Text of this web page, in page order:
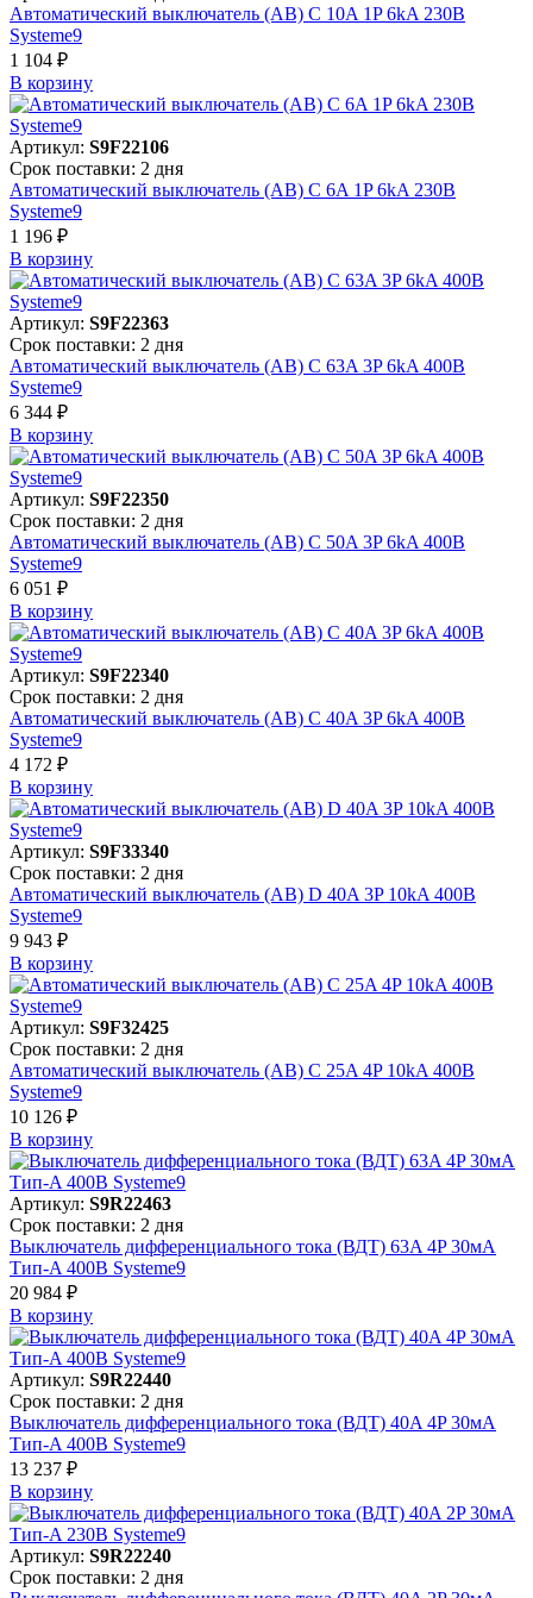
Автоматический выключатель (АВ) C 10A 1P 6kA 230В
Systeme9
1 104 ₽
В корзинy
Артикул: S9F22106
Срок поставки: 2 дня
Автоматический выключатель (АВ) C 6A 1P 6kA 230В
Systeme9
1 196 ₽
В корзинy
Артикул: S9F22363
Срок поставки: 2 дня
Автоматический выключатель (АВ) C 63A 3P 6kA 400В
Systeme9
6 344 ₽
В корзинy
Артикул: S9F22350
Срок поставки: 2 дня
Автоматический выключатель (АВ) C 50A 3P 6kA 400В
Systeme9
6 051 ₽
В корзинy
Артикул: S9F22340
Срок поставки: 2 дня
Автоматический выключатель (АВ) C 40A 3P 6kA 400В
Systeme9
4 172 ₽
В корзинy
Артикул: S9F33340
Срок поставки: 2 дня
Автоматический выключатель (АВ) D 40A 3P 10kA 400В
Systeme9
9 943 ₽
В корзинy
Артикул: S9F32425
Срок поставки: 2 дня
Автоматический выключатель (АВ) C 25A 4P 10kA 400В
Systeme9
10 126 ₽
В корзинy
Артикул: S9R22463
Срок поставки: 2 дня
Выключатель дифференциального тока (ВДТ) 63A 4P 30мА
Тип-A 400В Systeme9
20 984 ₽
В корзинy
Артикул: S9R22440
Срок поставки: 2 дня
Выключатель дифференциального тока (ВДТ) 40A 4P 30мА
Тип-A 400В Systeme9
13 237 ₽
В корзинy
Артикул: S9R22240
Срок поставки: 2 дня